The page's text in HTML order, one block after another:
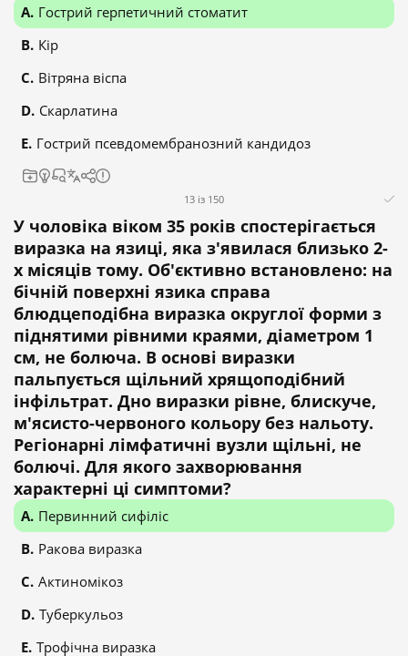
Гострий герпетичний стоматит
Кір
Вітряна віспа
Скарлатина
Гострий псевдомембранозний кандидоз
13 із 150
У чоловіка віком 35 років спостерігається
виразка на язиці, яка з'явилася близько 2-
х місяців тому. Об'єктивно встановлено: на
бічній поверхні язика справа
блюдцеподібна виразка округлої форми з
піднятими рівними краями, діаметром 1
см, не болюча. В основі виразки
пальпується щільний хрящоподібний
інфільтрат. Дно виразки рівне, блискуче,
м'ясисто-червоного кольору без нальоту.
Регіонарні лімфатичні вузли щільні, не
болючі. Для якого захворювання
характерні ці симптоми?
Первинний сифіліс
Ракова виразка
Актиномікоз
Туберкульоз
Трофічна виразка